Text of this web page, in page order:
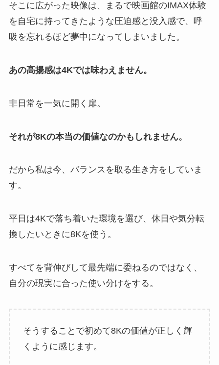
そこに広がった映像は、まるで映画館のIMAX体験
を自宅に持ってきたような圧迫感と没入感で、呼
吸を忘れるほど夢中になってしまいました。
あの高揚感は4Kでは味わえません。
非日常を一気に開く扉。
それが8Kの本当の価値なのかもしれません。
だから私は今、バランスを取る生き方をしていま
す。
平日は4Kで落ち着いた環境を選び、休日や気分転
換したいときに8Kを使う。
すべてを背伸びして最先端に委ねるのではなく、
自分の現実に合った使い分けをする。
そうすることで初めて8Kの価値が正しく輝
くように感じます。